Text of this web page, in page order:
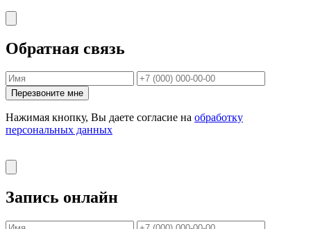
Обратная связь
Перезвоните мне
Нажимая кнопку, Вы даете согласие на обработку
персональных данных
Запись онлайн